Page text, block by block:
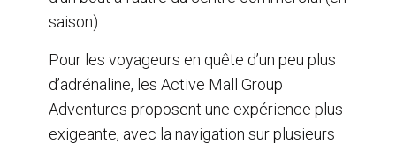
saison).
Pour les voyageurs en quête d’un peu plus
d’adrénaline, les Active Mall Group
Adventures proposent une expérience plus
exigeante, avec la navigation sur plusieurs